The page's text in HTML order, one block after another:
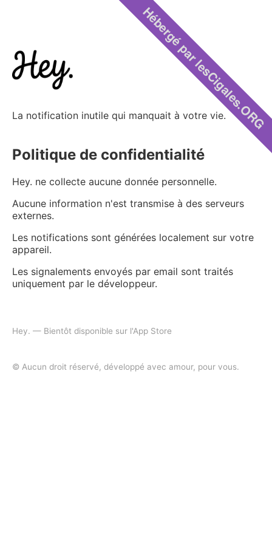
La notification inutile qui manquait à votre vie.
Politique de confidentialité
Hey. ne collecte aucune donnée personnelle.
Aucune information n'est transmise à des serveurs
externes.
Les notifications sont générées localement sur votre
appareil.
Les signalements envoyés par email sont traités
uniquement par le développeur.
Hey. — Bientôt disponible sur l'App Store
© Aucun droit réservé, développé avec amour, pour vous.
Hébergé par lesCigales.ORG